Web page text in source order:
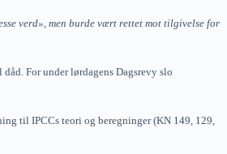
verd», men burde vært rettet mot tilgivelse for
For under lørdagens Dagsrevy slo
til IPCCs teori og beregninger (KN 149, 129,